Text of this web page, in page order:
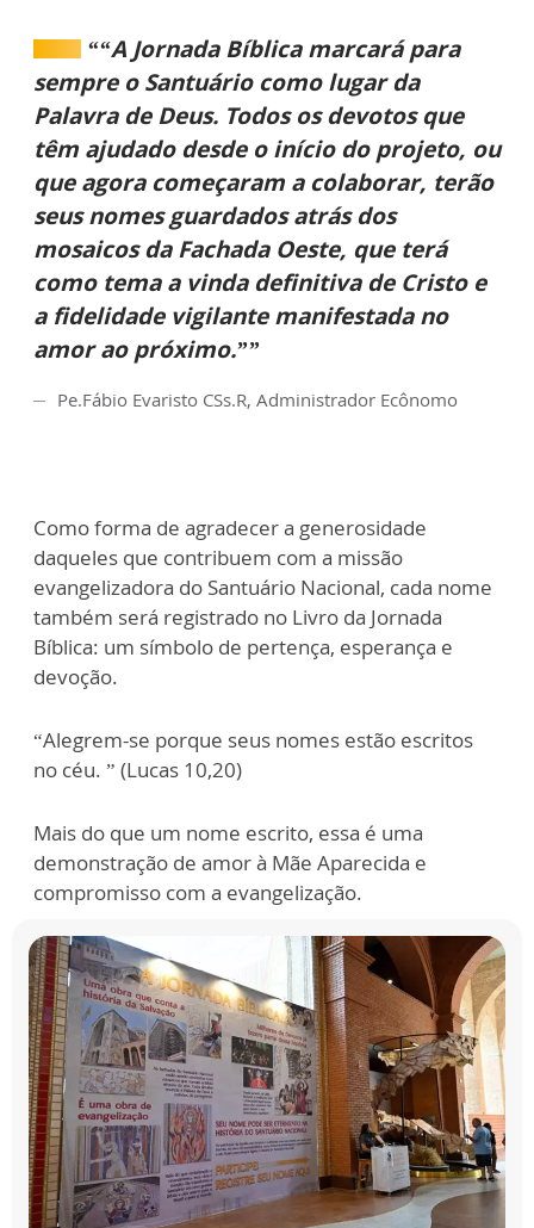
““A Jornada Bíblica marcará para
sempre o Santuário como lugar da
Palavra de Deus. Todos os devotos que
têm ajudado desde o início do projeto, ou
que agora começaram a colaborar, terão
seus nomes guardados atrás dos
mosaicos da Fachada Oeste, que terá
como tema a vinda definitiva de Cristo e
a fidelidade vigilante manifestada no
amor ao próximo.””
Pe.Fábio Evaristo CSs.R, Administrador Ecônomo
Como forma de agradecer a generosidade
daqueles que contribuem com a missão
evangelizadora do Santuário Nacional, cada nome
também será registrado no Livro da Jornada
Bíblica: um símbolo de pertença, esperança e
devoção.
“Alegrem-se porque seus nomes estão escritos
no céu. ” (Lucas 10,20)
Mais do que um nome escrito, essa é uma
demonstração de amor à Mãe Aparecida e
compromisso com a evangelização.